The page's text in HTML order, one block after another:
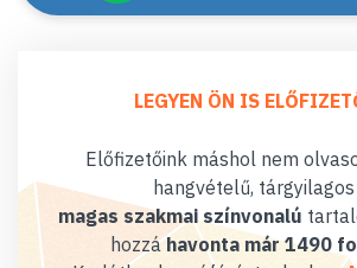
LEGYEN ÖN IS
Előfizetőink máshol nem
hangvételű,
magas szakmai színvonalú
hozzáhavonta már 1490